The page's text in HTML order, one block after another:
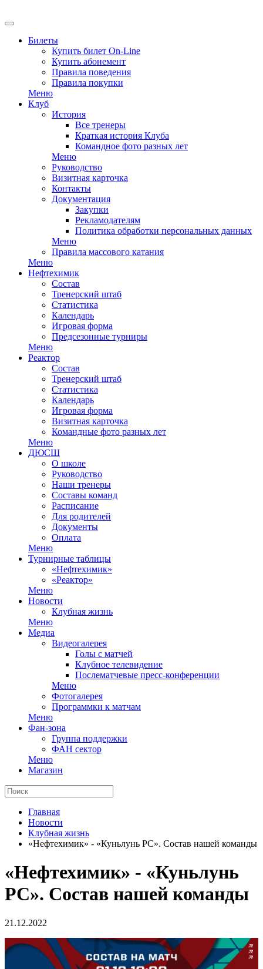
Билеты
Купить билет On-Line
Купить абонемент
Правила поведения
Правила покупки
Меню
Клуб
История
Все тренеры
Краткая история Клуба
Командное фото разных лет
Меню
Руководство
Визитная карточка
Контакты
Документация
Закупки
Рекламодателям
Политика обработки персональных данных
Меню
Правила массового катания
Меню
Нефтехимик
Состав
Тренерский штаб
Статистика
Календарь
Игровая форма
Предсезонные турниры
Меню
Реактор
Состав
Тренерский штаб
Статистика
Календарь
Игровая форма
Визитная карточка
Командные фото разных лет
Меню
ДЮСШ
О школе
Руководство
Наши тренеры
Составы команд
Расписание
Для родителей
Документы
Оплата
Меню
Турнирные таблицы
«Нефтехимик»
«Реактор»
Меню
Новости
Клубная жизнь
Меню
Медиа
Видеогалерея
Голы с матчей
Клубное телевидение
Послематчевые пресс-конференции
Меню
Фотогалерея
Программки к матчам
Меню
Фан-зона
Группа поддержки
ФАН сектор
Меню
Магазин
Главная
Новости
Клубная жизнь
«Нефтехимик» - «Куньлунь РС». Состав нашей команды
«Нефтехимик» - «Куньлунь
РС». Состав нашей команды
21.12.2022